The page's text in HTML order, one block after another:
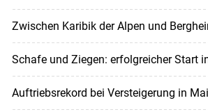
Zwischen Karibik der Alpen und
Schafe und Ziegen: erfolgreicher Start
Auftriebsrekord bei Versteigerung in